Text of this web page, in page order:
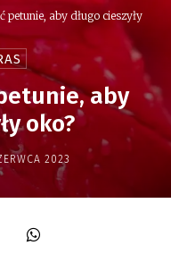
petunie, aby długo cieszyły
aby
oko?
2023